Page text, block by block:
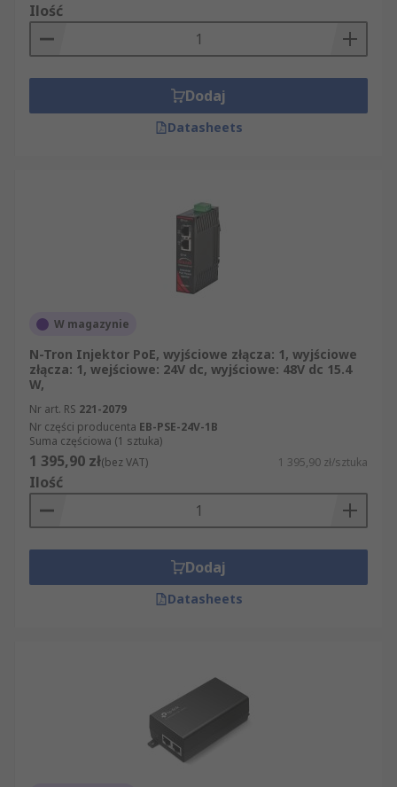
Ilość
Dodaj
Datasheets
W magazynie
N-Tron Injektor PoE, wyjściowe złącza: 1, wyjściowe
złącza: 1, wejściowe: 24V dc, wyjściowe: 48V dc 15.4
W,
Nr art. RS 221-2079
Nr części producenta EB-PSE-24V-1B
Suma częściowa (1 sztuka)
1 395,90 zł(bez VAT) 1 395,90 zł/sztuka
Ilość
Dodaj
Datasheets